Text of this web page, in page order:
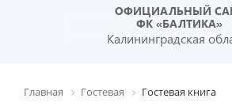
ОФИЦИАЛЬНЫЙ
ФК «БАЛТИКА»
Калининградская
Главная Гостевая Гостевая книга